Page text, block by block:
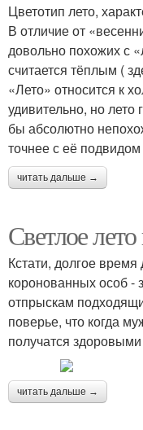
Цветотип лето,
В отличие от
довольно похожих с
считается тёплым (
«Лето» относится к
удивительно, но лето
бы абсолютно
точнее с её
читать дальше →
Светлое
Кстати, долгое
коронованных особ
отпрыскам
поверье, что когда
получатся
читать дальше →